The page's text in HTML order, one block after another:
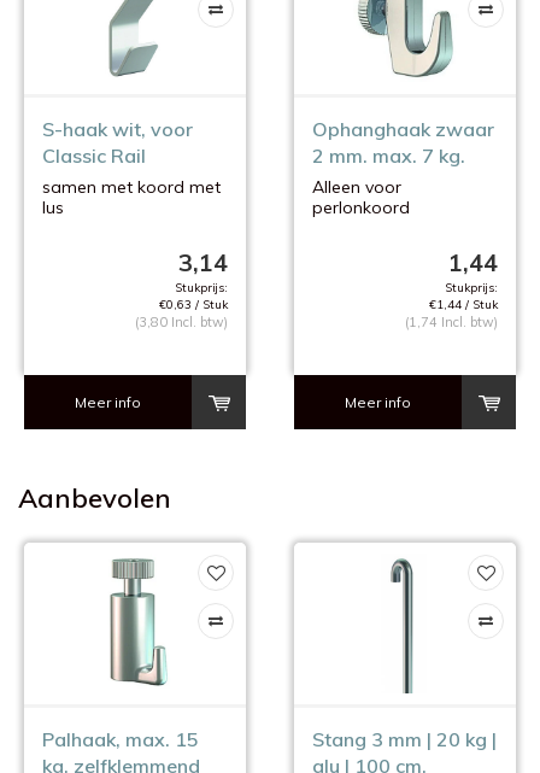
S-haak wit, voor
Classic Rail
samen met koord met
lus
3,14
Stukprijs:
€0,63 / Stuk
(3,80 Incl. btw)
Meer info
Ophanghaak zwaar
2 mm. max. 7 kg.
Alleen voor
perlonkoord
1,44
Stukprijs:
€1,44 / Stuk
(1,74 Incl. btw)
Meer info
Aanbevolen
Palhaak, max. 15
kg. zelfklemmend
Stang 3 mm | 20 kg |
alu | 100 cm.